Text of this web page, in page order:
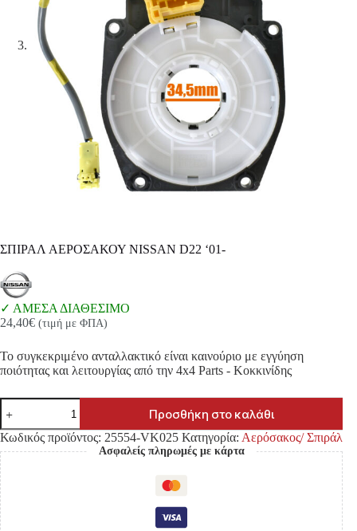
ΣΠΙΡΑΛ ΑΕΡΟΣΑΚΟΥ NISSAN D22 ‘01-
ΑΜΕΣΑ ΔΙΑΘΕΣΙΜΟ
24,40€ (τιμή με ΦΠΑ)
Το συγκεκριμένο ανταλλακτικό είναι καινούριο με εγγύηση
ποιότητας και λειτουργίας από την 4x4 Parts - Κοκκινίδης
ΣΠΙΡΑΛ
ΑΕΡΟΣΑΚΟΥ
NISSAN
D22
‘01-
ποσότητα
Προσθήκη στο καλάθι
Κωδικός προϊόντος: 25554-VK025 Κατηγορία: Αερόσακος/ Σπιράλ
Ασφαλείς πληρωμές με κάρτα